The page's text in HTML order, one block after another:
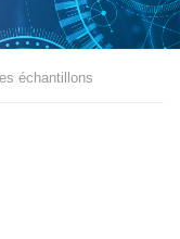
échantillons